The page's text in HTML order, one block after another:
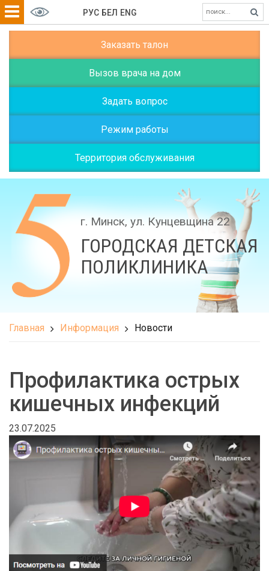
Заказать талон
Вызов врача на дом
Задать вопрос
Режим работы
Территория обслуживания
РУС БЕЛ ENG
г. Минск, ул. Кунцевщина 22
ГОРОДСКАЯ ДЕТСКАЯ
ПОЛИКЛИНИКА
Главная Информация Новости
Профилактика острых
кишечных инфекций
23.07.2025